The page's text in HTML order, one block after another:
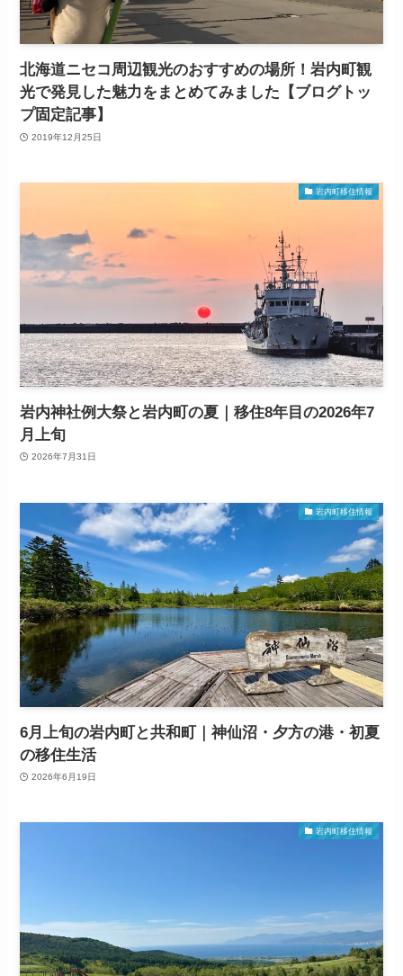
北海道ニセコ周辺観光のおすすめの場所！岩内町観
光で発見した魅力をまとめてみました【ブログトッ
プ固定記事】
2019年12月25日
岩内町移住情報
岩内神社例大祭と岩内町の夏｜移住8年目の2026年7
月上旬
2026年7月31日
岩内町移住情報
6月上旬の岩内町と共和町｜神仙沼・夕方の港・初夏
の移住生活
2026年6月19日
岩内町移住情報